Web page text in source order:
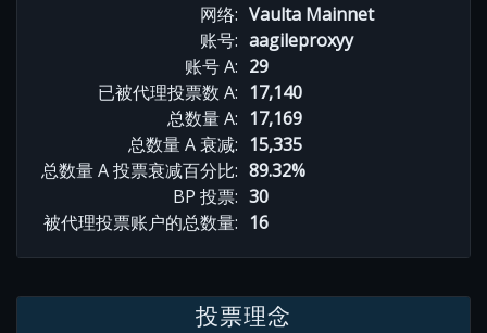
网络: Vaulta Mainnet
账号: aagileproxyy
账号 A: 29
已被代理投票数 A: 17,140
总数量 A: 17,169
总数量 A 衰减: 15,335
总数量 A 投票衰减百分比: 89.32%
BP 投票: 30
被代理投票账户的总数量: 16
投票理念